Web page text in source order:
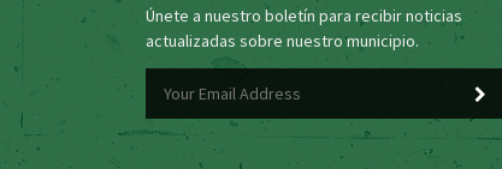
Únete a nuestro boletín para recibir noticias
actualizadas sobre nuestro municipio.